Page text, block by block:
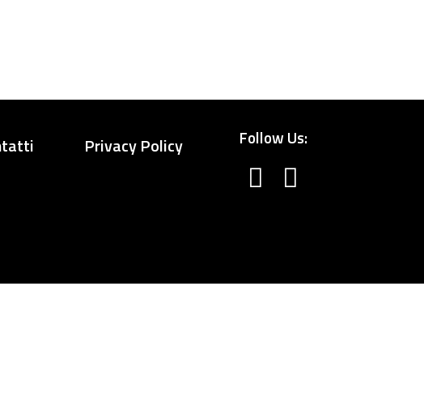
Privacy Policy Follow Us: